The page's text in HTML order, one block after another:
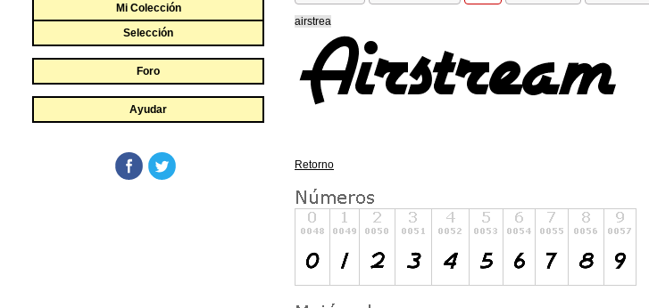
Mi Colección
Selección
Foro
Ayudar
airstrea
Retorno